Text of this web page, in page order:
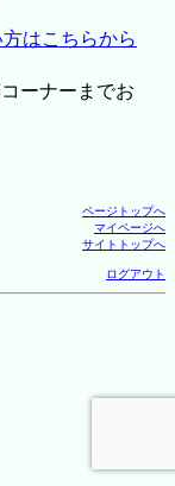
はこちらから
ーナーまでお
ページトップへ
マイページへ
サイトトップへ
ログアウト